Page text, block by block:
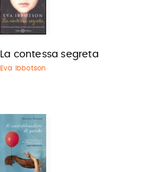
La contessa segreta
Eva Ibbotson